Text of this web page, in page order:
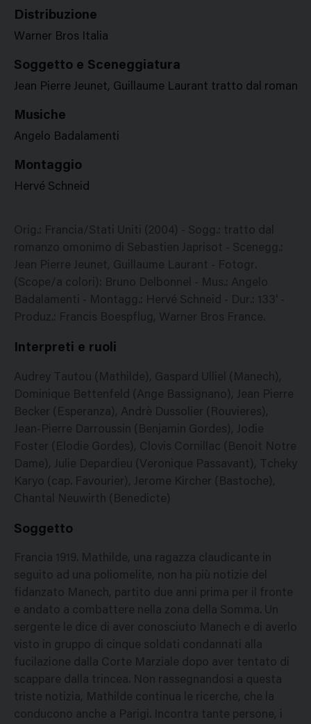
Distribuzione
Warner Bros Italia
Soggetto e Sceneggiatura
Jean Pierre Jeunet, Guillaume Laurant tratto dal
Musiche
Angelo Badalamenti
Montaggio
Hervé Schneid
Orig.: Francia/Stati Uniti (2004) - Sogg.: tratto dal
romanzo omonimo di Sebastien Japrisot - Scenegg.:
Jean Pierre Jeunet, Guillaume Laurant - Fotogr.
(Scope/a colori): Bruno Delbonnel - Mus.: Angelo
Badalamenti - Montagg.: Hervé Schneid - Dur.: 133' -
Produz.: Francis Boespflug, Warner Bros France.
Interpreti e ruoli
Audrey Tautou (Mathilde), Gaspard Ulliel (Manech),
Dominique Bettenfeld (Ange Bassignano), Jean Pierre
Becker (Esperanza), Andrè Dussolier (Rouvieres),
Jean-Pierre Darroussin (Benjamin Gordes), Jodie
Foster (Elodie Gordes), Clovis Cornillac (Benoit Notre
Dame), Julie Depardieu (Veronique Passavant), Tcheky
Karyo (cap. Favourier), Jerome Kircher (Bastoche),
Chantal Neuwirth (Benedicte)
Soggetto
Francia 1919. Mathilde, una ragazza claudicante in
seguito ad una poliomelite, non ha più notizie del
fidanzato Manech, partito due anni prima per il fronte
e andato a combattere nella zona della Somma. Un
sergente le dice di aver conosciuto Manech e di averlo
visto in gruppo di cinque soldati condannati alla
fucilazione dalla Corte Marziale dopo aver tentato di
scappare dalla trincea. Non rassegnandosi a questa
triste notizia, Mathilde continua le ricerche, che la
conducono anche a Parigi. Incontra tante persone, i